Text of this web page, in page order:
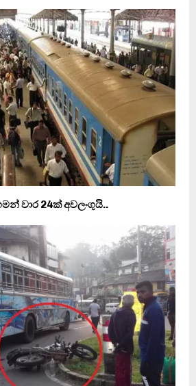
වාර 24ක් අවලංගුයි..